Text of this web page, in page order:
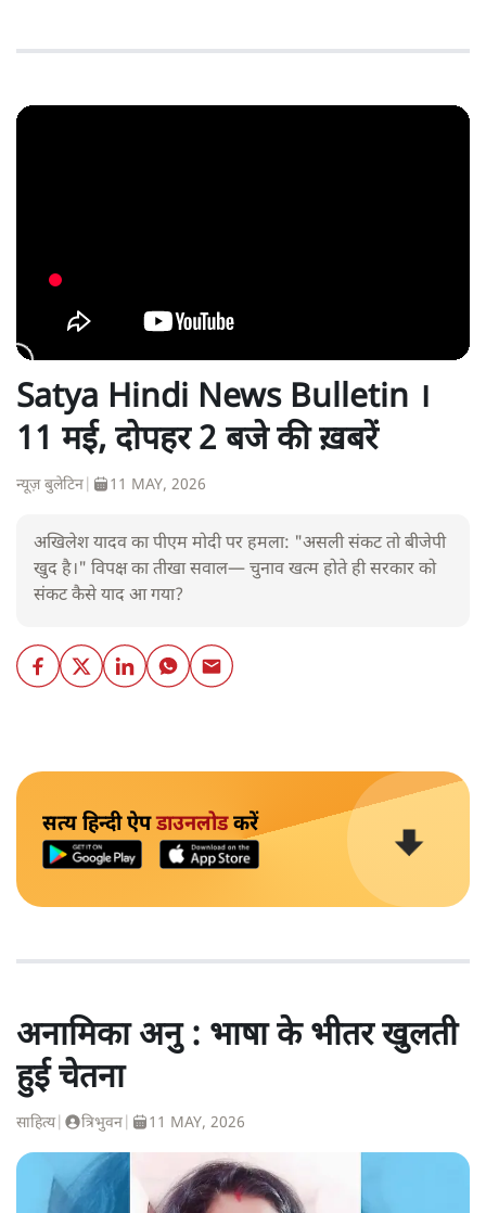
Satya Hindi News Bulletin ।
11 मई, दोपहर 2 बजे की ख़बरें
न्यूज़ बुलेटिन 11 MAY, 2026
अखिलेश यादव का पीएम मोदी पर हमला: "असली संकट तो बीजेपी
खुद है।" विपक्ष का तीखा सवाल— चुनाव खत्म होते ही सरकार को
संकट कैसे याद आ गया?
सत्य हिन्दी ऐपडाउनलोडकरें
अनामिका अनु : भाषा के भीतर खुलती
हुई चेतना
साहित्य| त्रिभुवन 11 MAY, 2026